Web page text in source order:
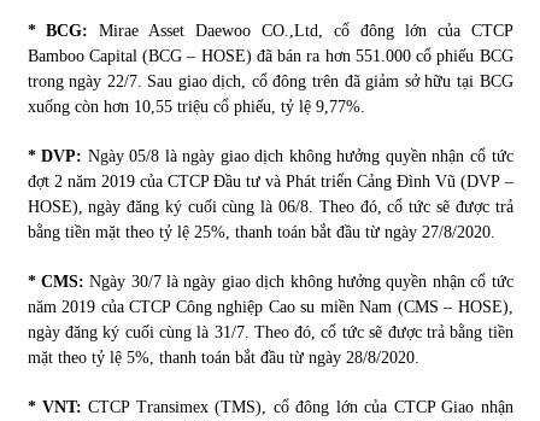
* BCG:Mirae Asset Daewoo CO.,Ltd, cổ đông lớn của CTCP
Bamboo Capital (BCG – HOSE) đã bán ra hơn 551.000 cổ phiếu BCG
trong ngày 22/7. Sau giao dịch, cổ đông trên đã giảm sở hữu tại BCG
xuống còn hơn 10,55 triệu cổ phiếu, tỷ lệ 9,77%.
* DVP: Ngày 05/8 là ngày giao dịch không hưởng quyền nhận cổ tức
đợt 2 năm 2019 của CTCP Đầu tư và Phát triển Cảng Đình Vũ (DVP –
HOSE), ngày đăng ký cuối cùng là 06/8. Theo đó, cổ tức sẽ được trả
bằng tiền mặt theo tỷ lệ 25%, thanh toán bắt đầu từ ngày 27/8/2020.
* CMS: Ngày 30/7 là ngày giao dịch không hưởng quyền nhận cổ tức
năm 2019 của CTCP Công nghiệp Cao su miền Nam (CMS – HOSE),
ngày đăng ký cuối cùng là 31/7. Theo đó, cổ tức sẽ được trả bằng tiền
mặt theo tỷ lệ 5%, thanh toán bắt đầu từ ngày 28/8/2020.
* VNT: CTCP Transimex (TMS), cổ đông lớn của CTCP Giao nhận